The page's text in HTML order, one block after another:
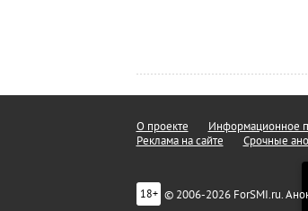
О проекте Информационное
Реклама на сайте
Срочные
18+ © 2006-2026 ForSMI.ru.